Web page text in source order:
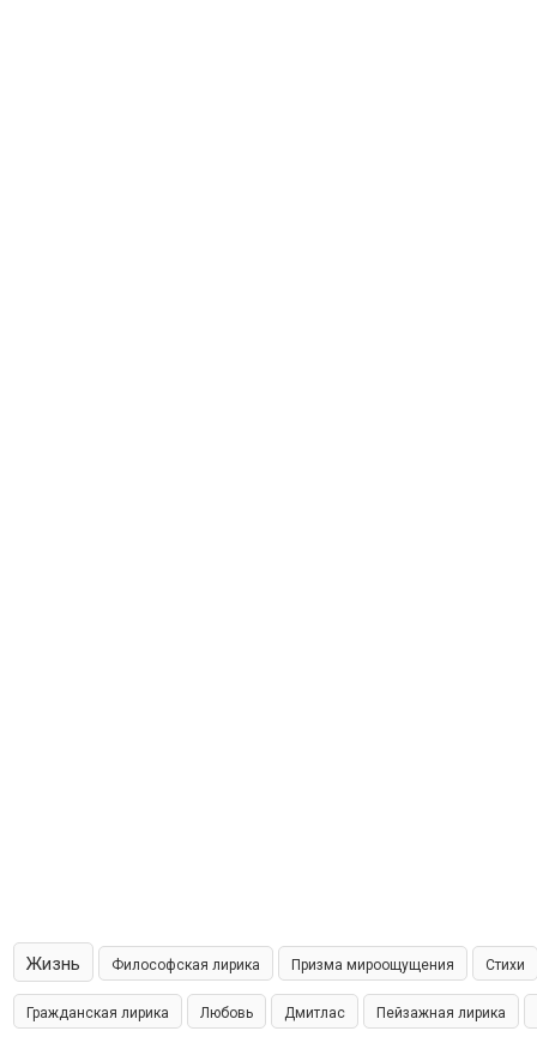
Жизнь Философская лирика Призма мироощущения Стихи
Гражданская лирика Любовь Дмитлас Пейзажная лирика